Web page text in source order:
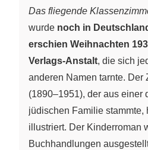
Das fliegende
wurde noch in
erschien Weihnachten
Verlags-Anstalt, die sich
anderen Namen tarnte. Der
(1890–1951), der aus einer
jüdischen Familie stammte,
illustriert. Der Kinderroman
Buchhandlungen